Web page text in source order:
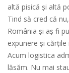
altă pisică și altă
Tind să cred că
România și aș fi
expunere și
Acum logistica
lăsăm. Nu mai